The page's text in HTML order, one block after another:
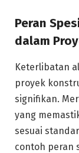
Peran
dalam
Keterlibatan
proyek
signifikan.
yang
sesuai
contoh peran